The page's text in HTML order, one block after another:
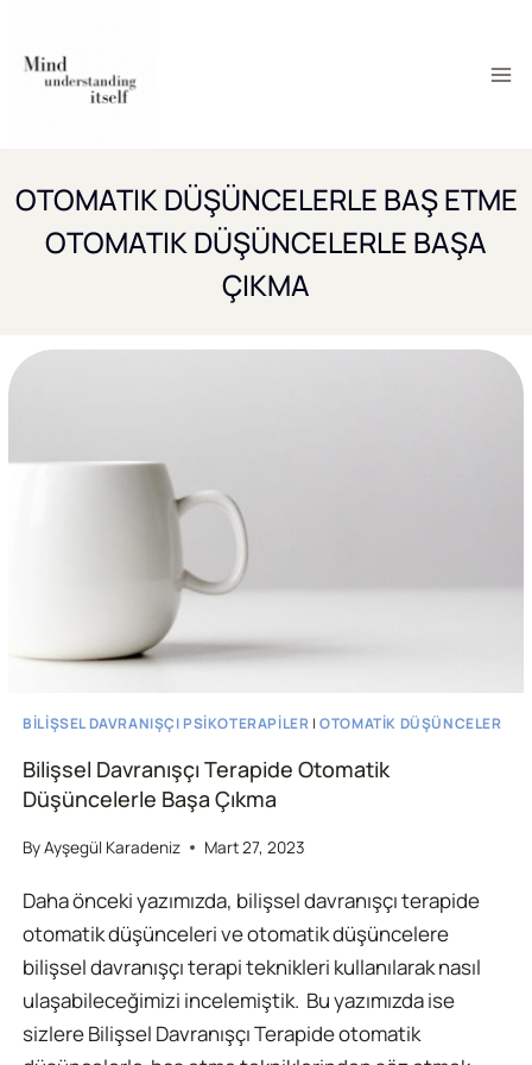
content
OTOMATIK DÜŞÜNCELERLE BAŞ ETME
OTOMATIK DÜŞÜNCELERLE BAŞA
ÇIKMA
BILIŞSEL DAVRANIŞÇI PSIKOTERAPILER |OTOMATIK DÜŞÜNCELER
Bilişsel Davranışçı Terapide Otomatik
Düşüncelerle Başa Çıkma
ByAyşegül Karadeniz Mart 27, 2023
Daha önceki yazımızda, bilişsel davranışçı terapide
otomatik düşünceleri ve otomatik düşüncelere
bilişsel davranışçı terapi teknikleri kullanılarak nasıl
ulaşabileceğimizi incelemiştik. Bu yazımızda ise
sizlere Bilişsel Davranışçı Terapide otomatik